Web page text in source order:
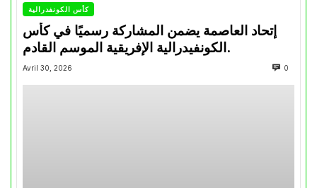
كأس الكونفدرالية
إتحاد العاصمة يضمن المشاركة رسميًا في كأس
الكونفيدرالية الإفريقية الموسم القادم.
Avril 30, 2026 0